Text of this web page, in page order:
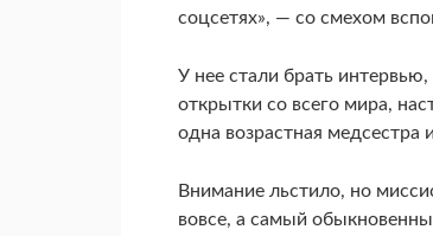
соцсетях», — со смехом
У нее стали брать
открытки со всего мира,
одна возрастная
Внимание льстило, но
вовсе, а самый